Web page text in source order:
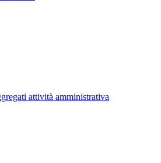
attività amministrativa